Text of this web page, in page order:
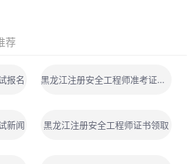
荐
报名 黑龙江注册安全工程师准考证打印
新闻 黑龙江注册安全工程师证书领取